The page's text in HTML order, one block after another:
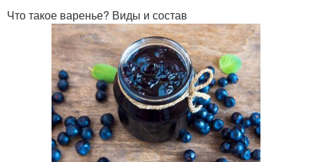
Варения с косточками Варение без закатки
Что такое варенье? Виды и состав